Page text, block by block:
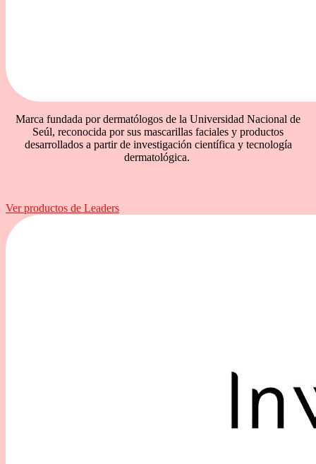
Marca fundada por dermatólogos de la Universidad Nacional de
Seúl, reconocida por sus mascarillas faciales y productos
desarrollados a partir de investigación científica y tecnología
dermatológica.
Ver productos de Leaders